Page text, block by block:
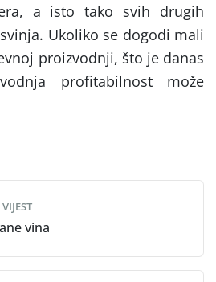
a isto tako svih drugih
Ukoliko se dogodi mali
proizvodnji, što je danas
profitabilnost može
vina